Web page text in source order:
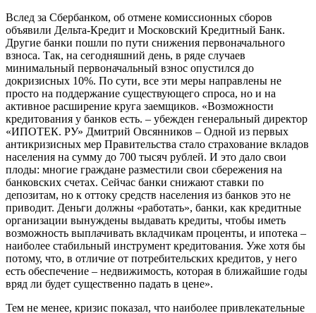
Вслед за Сбербанком, об отмене комиссионных сборов
объявили Дельта-Кредит и Московский Кредитный Банк.
Другие банки пошли по пути снижения первоначального
взноса. Так, на сегодняшний день, в ряде случаев
минимальный первоначальный взнос опустился до
докризисных 10%. По сути, все эти меры направлены не
просто на поддержание существующего спроса, но и на
активное расширение круга заемщиков. «Возможности
кредитования у банков есть. – убежден генеральный директор
«ИПОТЕК. РУ» Дмитрий Овсянников – Одной из первых
антикризисных мер Правительства стало страхование вкладов
населения на сумму до 700 тысяч рублей. И это дало свои
плоды: многие граждане разместили свои сбережения на
банковских счетах. Сейчас банки снижают ставки по
депозитам, но к оттоку средств населения из банков это не
приводит. Деньги должны «работать», банки, как кредитные
организации вынуждены выдавать кредиты, чтобы иметь
возможность выплачивать вкладчикам проценты, и ипотека –
наиболее стабильный инструмент кредитования. Уже хотя бы
потому, что, в отличие от потребительских кредитов, у него
есть обеспечение – недвижимость, которая в ближайшие годы
вряд ли будет существенно падать в цене».
Тем не менее, кризис показал, что наиболее привлекательные